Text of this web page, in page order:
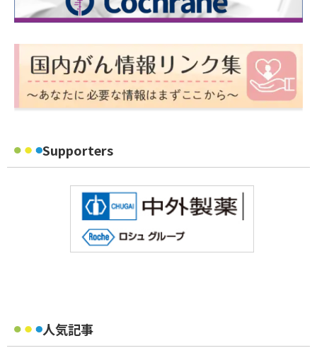
Supporters
人気記事